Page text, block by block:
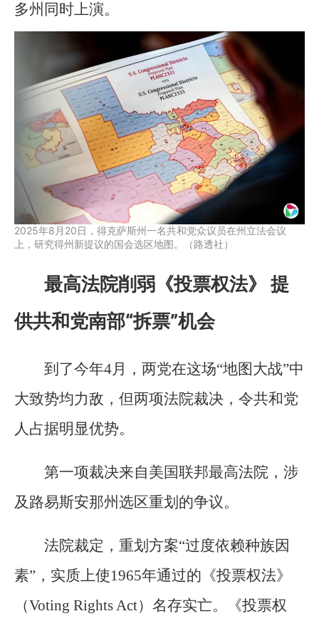
多州同时上演。
2025年8月20日，得克萨斯州一名共和党众议员在州立法会议
上，研究得州新提议的国会选区地图。（路透社）
最高法院削弱《投票权法》 提
供共和党南部“拆票”机会
到了今年4月，两党在这场“地图大战”中
大致势均力敌，但两项法院裁决，令共和党
人占据明显优势。
第一项裁决来自美国联邦最高法院，涉
及路易斯安那州选区重划的争议。
法院裁定，重划方案“过度依赖种族因
素”，实质上使1965年通过的《投票权法》
（Voting Rights Act）名存实亡。《投票权